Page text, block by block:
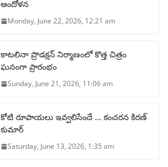
ఆందోళన
Monday, June 22, 2026, 12:21 am
కాటలినా ప్రొడక్షన్ నిర్మాణంలో కొత్త చిత్రం
ఘనంగా ప్రారంభం
Sunday, June 21, 2026, 11:06 am
కోటి రూపాయలు ఇవ్వలిసేందే … కంచరన కిరణ్
కుమార్
Saturday, June 13, 2026, 1:35 am